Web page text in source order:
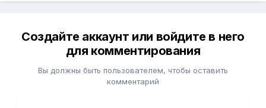
Создайте аккаунт или войдите в него
для комментирования
Вы должны быть пользователем, чтобы оставить
комментарий